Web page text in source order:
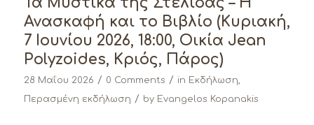
Ανασκαφή και το Βιβλίο (Κυριακή,
7 Ιουνίου 2026, 18:00, Οικία Jean
Polyzoides, Κριός, Πάρος)
28 Μαΐου 2026 / 0 Comments / in Εκδήλωση
Περασμένη εκδήλωση / by Evangelos Kopanakis